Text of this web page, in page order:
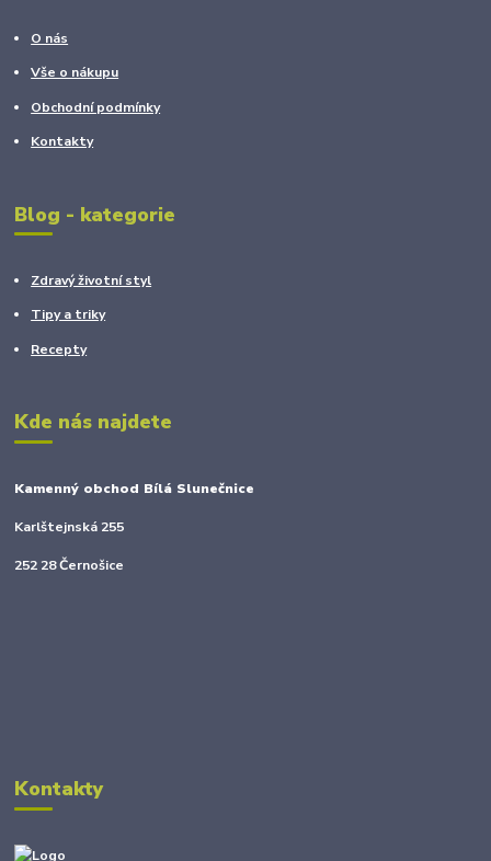
O nás
Vše o nákupu
Obchodní podmínky
Kontakty
Blog - kategorie
Zdravý životní styl
Tipy a triky
Recepty
Kde nás najdete
Kamenný obchod Bílá Slunečnice
Karlštejnská 255
252 28 Černošice
Kontakty